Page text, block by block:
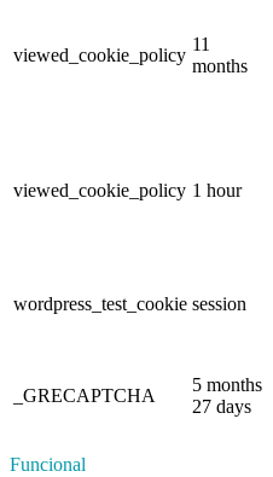
viewed_cookie_policy
11
months
viewed_cookie_policy 1 hour
wordpress_test_cookie session
_GRECAPTCHA
5 months
27 days
Funcional